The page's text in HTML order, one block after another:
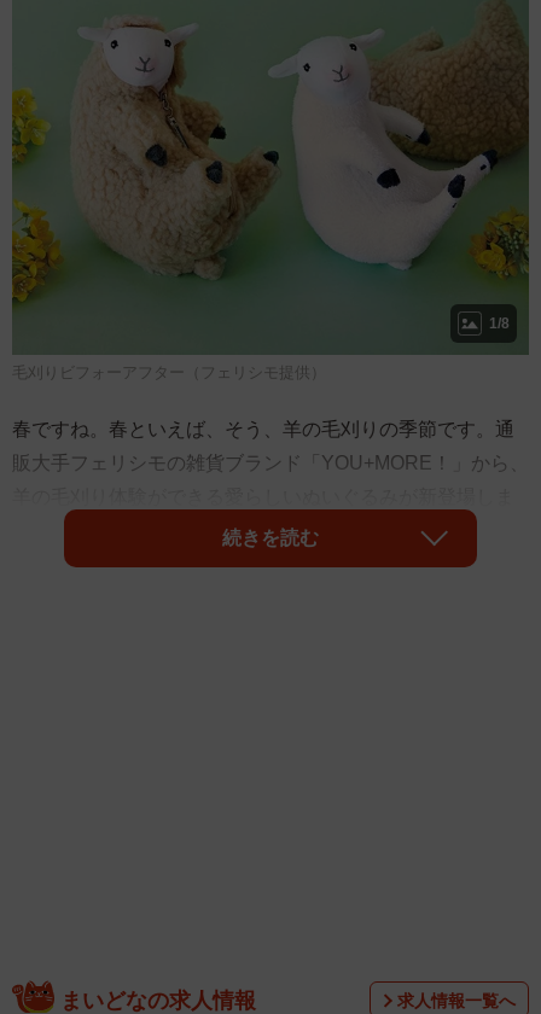
1/8
毛刈りビフォーアフター（フェリシモ提供）
春ですね。春といえば、そう、羊の毛刈りの季節です。通
販大手フェリシモの雑貨ブランド「YOU+MORE！」から、
した。神戸の六甲山牧場とのコラボ商品で、監修を務めた
飼育員さんのこだわりが細部までぎっしり詰まっていま
続きを読む
まいどなの求人情報 求人情報一覧へ